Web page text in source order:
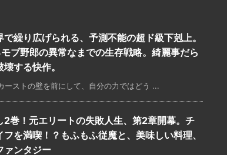
繰り広げられる、予測不能の超ド級下剋上。
ブ野郎の異常なまでの生存戦略。綺麗事だら
する快作。
ストの壁を前にして、自分の力ではどう ...
2巻！元エリートの失敗人生、第2章開幕。チ
を満喫！？もふもふ従魔と、美味しい料理、
ァンタジー